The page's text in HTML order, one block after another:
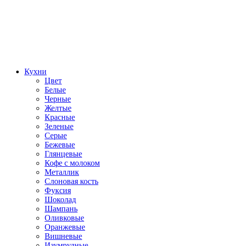
Кухни
Цвет
Белые
Черные
Желтые
Красные
Зеленые
Серые
Бежевые
Глянцевые
Кофе с молоком
Металлик
Слоновая кость
Фуксия
Шоколад
Шампань
Оливковые
Оранжевые
Вишневые